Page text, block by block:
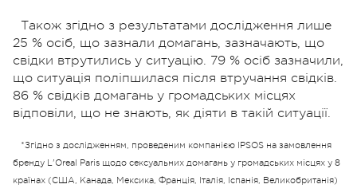
Також згідно з результатами дослідження лише
25 % осіб, що зазнали домагань, зазначають, що
свідки втрутились у ситуацію. 79 % осіб зазначили,
що ситуація поліпшилася після втручання свідків.
86 % свідків домагань у громадських місцях
відповіли, що не знають, як діяти в такій ситуації.
*Згідно з дослідженням, проведеним компанією IPSOS на замовлення
бренду L'Oreal Paris щодо сексуальних домагань у громадських місцях у 8
країнах (США, Канада, Мексика, Франція, Італія, Іспанія, Великобританія)